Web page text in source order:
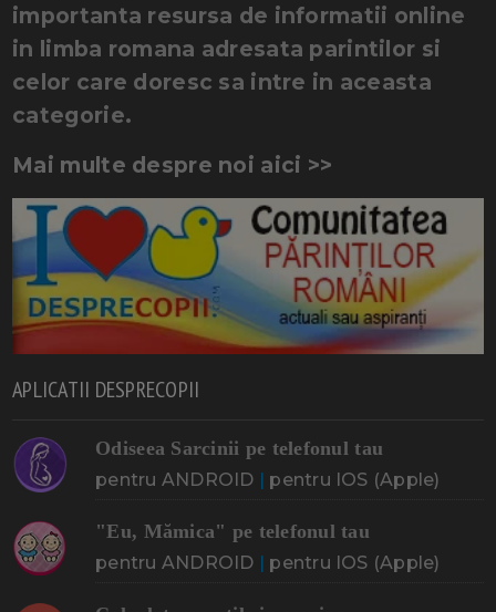
importanta resursa de informatii online
in limba romana adresata parintilor si
celor care doresc sa intre in aceasta
categorie.
Mai multe despre noi aici >>
APLICATII DESPRECOPII
Odiseea Sarcinii pe telefonul tau
pentru ANDROID pentru IOS (Apple)
"Eu, Mămica" pe telefonul tau
pentru ANDROID pentru IOS (Apple)